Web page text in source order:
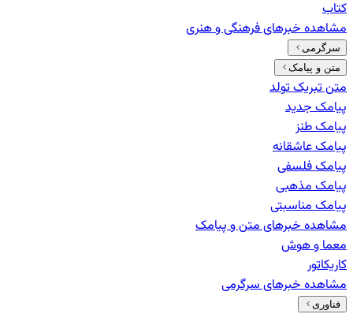
کتاب
مشاهده خبرهایفرهنگی و هنری
سرگرمی
متن و پیامک
متن تبریک تولد
پیامک جدید
پیامک طنز
پیامک عاشقانه
پیامک فلسفی
پیامک مذهبی
پیامک مناسبتی
مشاهده خبرهایمتن و پیامک
معما و هوش
کاریکاتور
مشاهده خبرهایسرگرمی
فناوری